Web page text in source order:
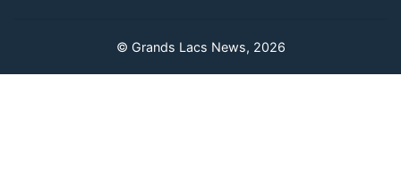
© Grands Lacs News, 2026